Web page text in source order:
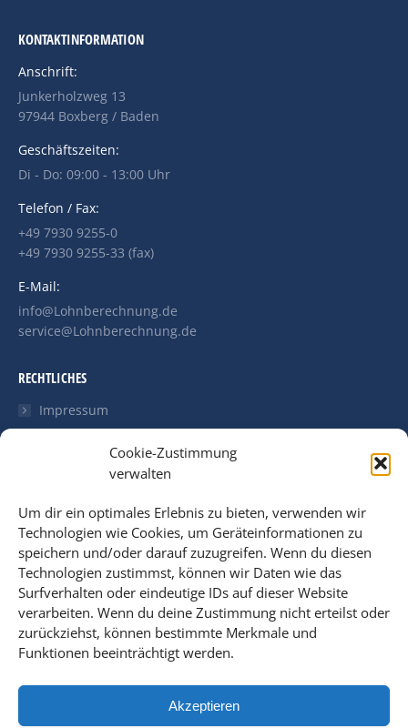
Cookie-Zustimmung
verwalten
Um dir ein optimales Erlebnis zu bieten, verwenden wir
Technologien wie Cookies, um Geräteinformationen zu
speichern und/oder darauf zuzugreifen. Wenn du diesen
Technologien zustimmst, können wir Daten wie das
Surfverhalten oder eindeutige IDs auf dieser Website
verarbeiten. Wenn du deine Zustimmung nicht erteilst oder
zurückziehst, können bestimmte Merkmale und
Funktionen beeinträchtigt werden.
Akzeptieren
KONTAKTINFORMATION
Anschrift:
Junkerholzweg 13
97944 Boxberg / Baden
Geschäftszeiten:
Di - Do: 09:00 - 13:00 Uhr
Telefon / Fax:
+49 7930 9255-0
+49 7930 9255-33 (fax)
E-Mail:
info@Lohnberechnung.de
service@Lohnberechnung.de
RECHTLICHES
Impressum
Cookie Richtlinien (EU)
LETZTE NEWS
Unsere Internetauftritt wird überarbeitet
3. März 2023
Coronavirus: Steuerliche Behandlung von
Lohnersatzleistungen
4. Juni 2021
Neues Tätigkeits-Schlüsselverzeichnis